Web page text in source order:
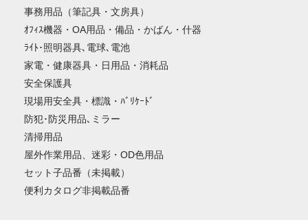
事務用品（筆記具・文房具）
ｵﾌｨｽ機器・OA用品・備品・かばん・什器
ﾗｲﾄ･照明器具､電球､電池
家電・健康器具・日用品・消耗品
安全保護具
現場用安全具・標識・ﾊﾞﾘｹｰﾄﾞ
防犯･防災用品､ミラー
清掃用品
屋外作業用品、迷彩・OD色用品
セット子品番（未掲載）
便利カタログ非掲載品番